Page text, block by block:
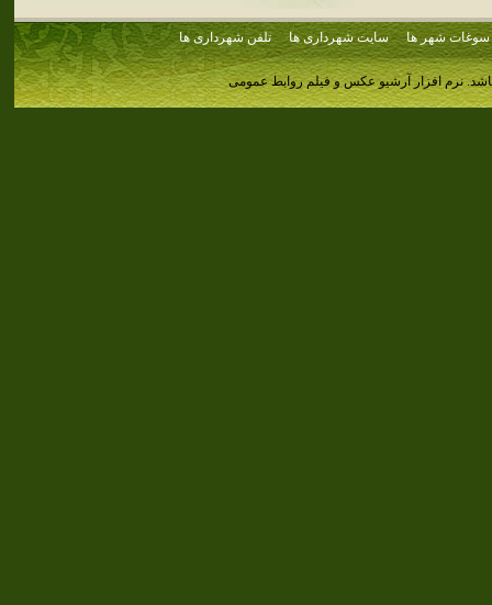
سوغات شهر ها سایت شهرداری ها تلفن شهرداری ها
نرم افزار آرشیو عکس و فیلم روابط عمومی